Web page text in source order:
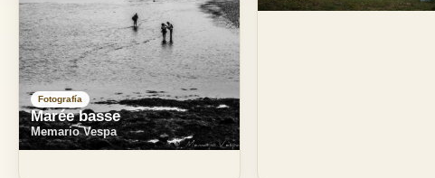
Fotografía
Marée basse
Memario Vespa